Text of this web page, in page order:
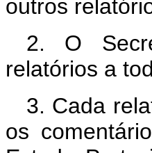
outros
2. O
relatórios a
3. Cada
os